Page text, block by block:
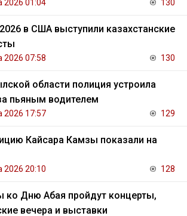
2026 01:04 130
в США выступили казахстанские
2026 07:58 130
области полиция устроила
пьяным водителем
2026 17:57 129
Кайсара Камзы показали на
2026 20:10 128
ко Дню Абая пройдут концерты,
вечера и выставки